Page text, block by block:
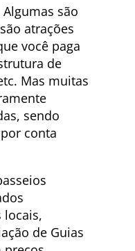
são
atrações
você paga
de
Mas muitas
sendo
conta
locais,
de Guias